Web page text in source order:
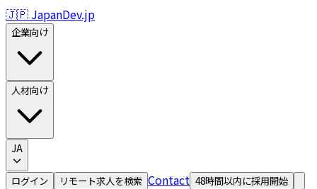
🇯🇵 JapanDev.jp
企業向け
人材向け
JA
ログイン リモート求人を検索 Contact 48時間以内に採用開始